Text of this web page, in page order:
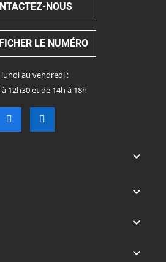
NOUS
LE NUMÉRO
lundi au vendredi :
12h30 et de 14h à 18h



